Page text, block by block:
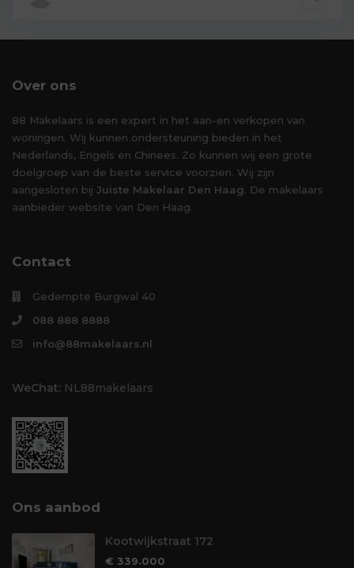
Over ons
88 Makelaars is een expert in het aan-en verkopen van
woningen. Wij kunnen ondersteuning bieden in het
Nederlands, Engels en Chinees. Zo kunnen wij een grote
doelgroep van de beste service voorzien. Wij zijn
aangesloten bij Juiste Makelaar Den Haag. De makelaars
aanbieder website van Den Haag.
Contact
Gedempte Burgwal 40
088 888 8888
info@88makelaars.nl
WeChat: NL88makelaars
Ons aanbod
Kootwijkstraat 172
€ 339.000